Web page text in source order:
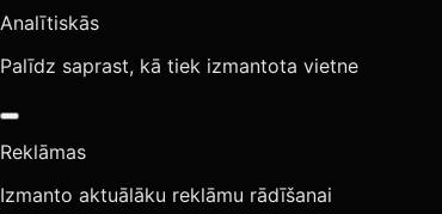
Analītiskās
Palīdz saprast, kā tiek izmantota vietne
Reklāmas
Izmanto aktuālāku reklāmu rādīšanai